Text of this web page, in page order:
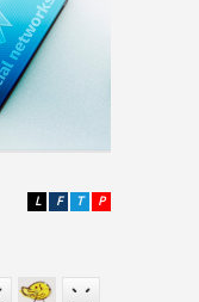
P
T
F
L